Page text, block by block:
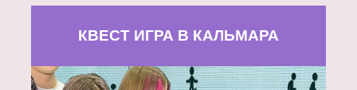
КВЕСТ ИГРА В КАЛЬМАРА